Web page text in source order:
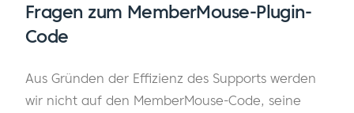
Fragen zum MemberMouse-Plugin-
Code
Aus Gründen der Effizienz des Supports werden
wir nicht auf den MemberMouse-Code, seine